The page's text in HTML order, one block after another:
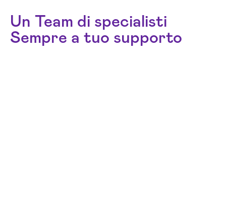
Un Team di specialisti
Sempre a tuo supporto